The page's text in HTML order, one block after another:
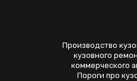
Производство
кузовного
коммерческого
Пороги про